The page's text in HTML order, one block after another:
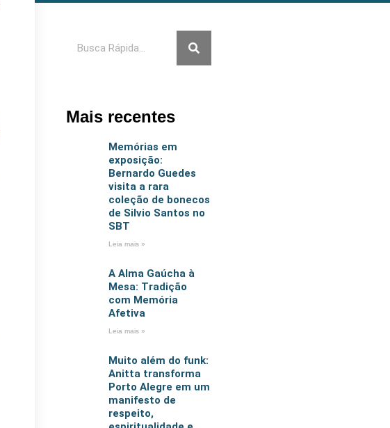
Mais recentes
Memórias em
exposição:
Bernardo Guedes
visita a rara
coleção de bonecos
de Silvio Santos no
SBT
Leia mais »
A Alma Gaúcha à
Mesa: Tradição
com Memória
Afetiva
Leia mais »
Muito além do funk:
Anitta transforma
Porto Alegre em um
manifesto de
respeito,